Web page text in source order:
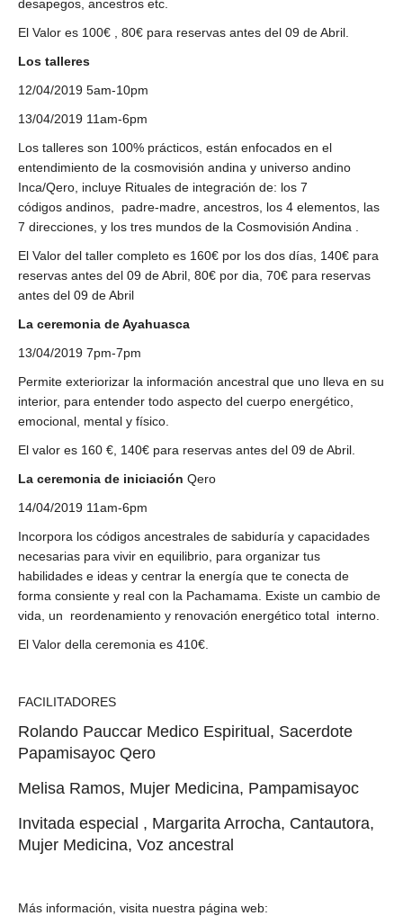
desapegos, ancestros etc.
El Valor es 100€ , 80€ para reservas antes del 09 de Abril.
Los talleres
12/04/2019 5am-10pm
13/04/2019 11am-6pm
Los talleres son 100% prácticos, están enfocados en el
entendimiento de la cosmovisión andina y universo andino
Inca/Qero, incluye Rituales de integración de: los 7
códigos andinos, padre-madre, ancestros, los 4 elementos, las
7 direcciones, y los tres mundos de la Cosmovisión Andina .
El Valor del taller completo es 160€ por los dos días, 140€ para
reservas antes del 09 de Abril, 80€ por dia, 70€ para reservas
antes del 09 de Abril
La ceremonia de Ayahuasca
13/04/2019 7pm-7pm
Permite exteriorizar la información ancestral que uno lleva en su
interior, para entender todo aspecto del cuerpo energético,
emocional, mental y físico.
El valor es 160 €, 140€ para reservas antes del 09 de Abril.
La ceremonia de iniciación Qero
14/04/2019 11am-6pm
Incorpora los códigos ancestrales de sabiduría y capacidades
necesarias para vivir en equilibrio, para organizar tus
habilidades e ideas y centrar la energía que te conecta de
forma consiente y real con la Pachamama. Existe un cambio de
vida, un reordenamiento y renovación energético total interno.
El Valor della ceremonia es 410€.
FACILITADORES
Rolando Pauccar Medico Espiritual, Sacerdote
Papamisayoc Qero
Melisa Ramos, Mujer Medicina, Pampamisayoc
Invitada especial , Margarita Arrocha, Cantautora,
Mujer Medicina, Voz ancestral
Más información, visita nuestra página web: